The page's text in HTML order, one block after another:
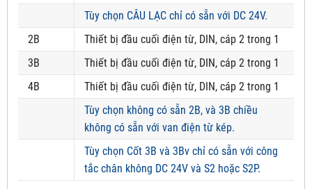
Tùy chọn CÂU LẠC chỉ có sẵn với DC 24V.
2B
Thiết bị đầu cuối điện từ, DIN, cáp 2 trong 1
3B
Thiết bị đầu cuối điện từ, DIN, cáp 2 trong 1
4B
Thiết bị đầu cuối điện từ, DIN, cáp 2 trong 1
Tùy chọn không có sẵn 2B, và 3B chiều
không có sẵn với van điện từ kép.
Tùy chọn Cốt 3B và 3Bv chỉ có sẵn với công
tắc chân không DC 24V và S2 hoặc S2P.